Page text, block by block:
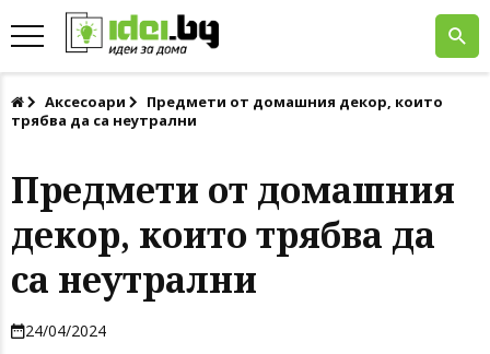
Аксесоари
Предмети от домашния декор, които
трябва да са неутрални
Предмети от домашния
декор, които трябва да
са неутрални
24/04/2024